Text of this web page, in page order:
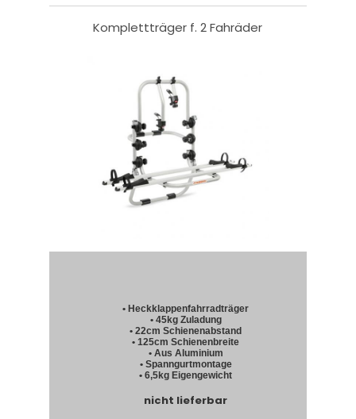
Komplettträger f. 2 Fahräder
• Heckklappenfahrradträger
• 45kg Zuladung
• 22cm Schienenabstand
• 125cm Schienenbreite
• Aus Aluminium
• Spanngurtmontage
• 6,5kg Eigengewicht
nicht lieferbar